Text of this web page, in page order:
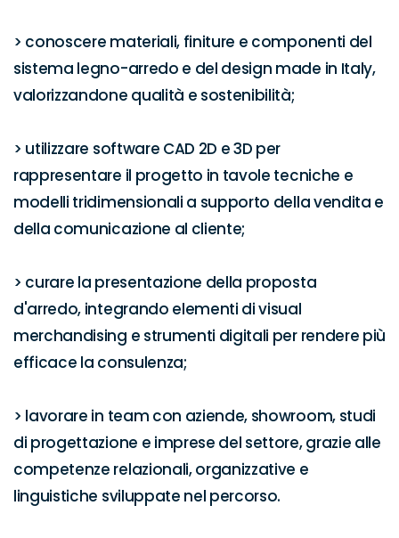
> conoscere materiali, finiture e componenti del
sistema legno-arredo e del design made in Italy,
valorizzandone qualità e sostenibilità;
> utilizzare software CAD 2D e 3D per
rappresentare il progetto in tavole tecniche e
modelli tridimensionali a supporto della vendita e
della comunicazione al cliente;
> curare la presentazione della proposta
d'arredo, integrando elementi di visual
merchandising e strumenti digitali per rendere più
efficace la consulenza;
> lavorare in team con aziende, showroom, studi
di progettazione e imprese del settore, grazie alle
competenze relazionali, organizzative e
linguistiche sviluppate nel percorso.